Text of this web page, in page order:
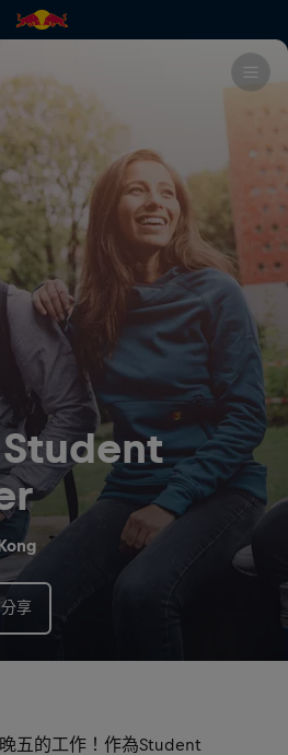
分享
五的工作！作為Student